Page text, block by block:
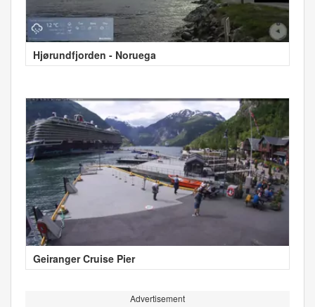
Hjørundfjorden - Noruega
Geiranger Cruise Pier
Advertisement